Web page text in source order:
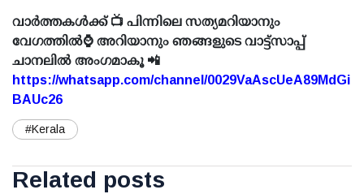
വാർത്തകൾക്ക് 📺 പിന്നിലെ സത്യമറിയാനും
വേഗത്തിൽ⌚ അറിയാനും ഞങ്ങളുടെ വാട്ട്സാപ്പ്
ചാനലിൽ അംഗമാകൂ 📲
https://whatsapp.com/channel/0029VaAscUeA89MdGi
BAUc26
#Kerala
Related posts